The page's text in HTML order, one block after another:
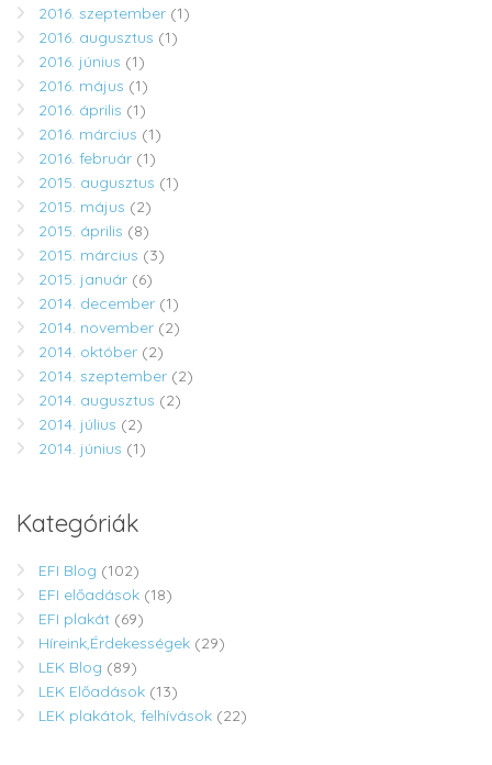
2016. szeptember (1)
2016. augusztus (1)
2016. június (1)
2016. május (1)
2016. április (1)
2016. március (1)
2016. február (1)
2015. augusztus (1)
2015. május (2)
2015. április (8)
2015. március (3)
2015. január (6)
2014. december (1)
2014. november (2)
2014. október (2)
2014. szeptember (2)
2014. augusztus (2)
2014. július (2)
2014. június (1)
Kategóriák
EFI Blog (102)
EFI előadások (18)
EFI plakát (69)
Híreink,Érdekességek (29)
LEK Blog (89)
LEK Előadások (13)
LEK plakátok, felhívások (22)